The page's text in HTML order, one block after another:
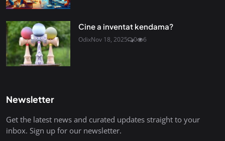
Cine a inventat kendama?
OdixNov 18, 2025 0 6
Newsletter
Get the latest news and curated updates straight to your
inbox. Sign up for our newsletter.